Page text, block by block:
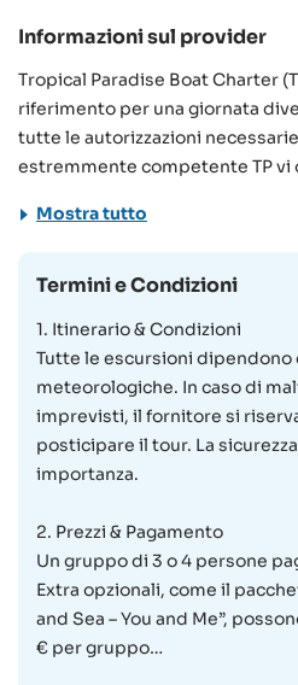
Informazioni sul provider
Tropical Paradise Boat Charter
riferimento per una giornata
tutte le autorizzazioni
estremmente competente TP vi
esplorare la costa di Mahé o fare
loro barca, che può ospitare fino
Per rendere la vostra avventura
offre un servizio fotografico con
grazie alla collaborazione con
trovate a Mahé e volete
personalizzata con foto
Mostra tutto
Termini e Condizioni
1. Itinerario & Condizioni
Tutte le escursioni dipendono
meteorologiche. In caso di
imprevisti, il fornitore si
posticipare il tour. La
importanza.
2. Prezzi & Pagamento
Un gruppo di 3 o 4 persone
Extra opzionali, come il
and Sea – You and Me”,
€ per gruppo